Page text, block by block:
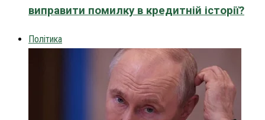
виправити помилку в кредитній історії?
Політика